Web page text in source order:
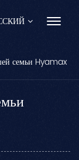
семьи Hyamax